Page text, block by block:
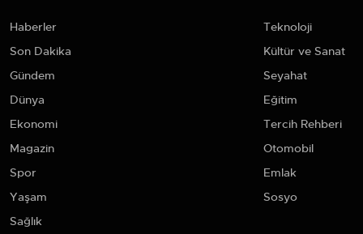
Haberler
Son Dakika
Gündem
Dünya
Ekonomi
Magazin
Spor
Yaşam
Sağlık
Teknoloji
Kültür ve Sanat
Seyahat
Eğitim
Tercih Rehberi
Otomobil
Emlak
Sosyo